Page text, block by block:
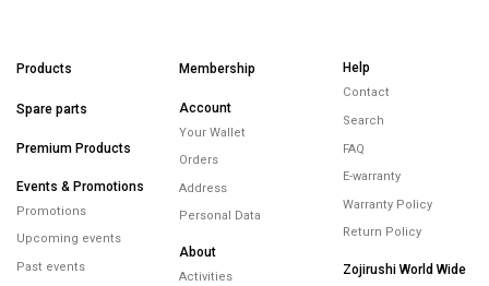
Products
Spare parts
Premium Products
Events & Promotions
Promotions
Upcoming events
Past events
Membership
Account
Your Wallet
Orders
Address
Personal Data
About
Activities
Help
Contact
Search
FAQ
E-warranty
Warranty Policy
Return Policy
Zojirushi World Wide